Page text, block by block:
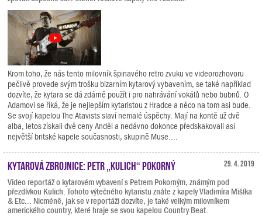
Krom toho, že nás tento milovník špinavého retro zvuku ve videorozhovoru
pečlivě provede svým trošku bizarním kytarový vybavením, se také například
dozvíte, že kytara se dá zdárně použít i pro nahrávání vokálů nebo bubnů. O
Adamovi se říká, že je nejlepším kytaristou z Hradce a něco na tom asi bude.
Se svojí kapelou The Atavists slaví nemalé úspěchy. Mají na kontě už dvě
alba, letos získali dvě ceny Anděl a nedávno dokonce předskakovali asi
největší britské kapele současnosti, skupině Muse....
29. 4. 2019
Kytarová zbrojnice: Petr „Kulich“ Pokorný
Video reportáž o kytarovém vybavení s Petrem Pokorným, známým pod
přezdívkou Kulich. Tohoto výtečného kytaristu znáte z kapely Vladimíra Mišíka
& Etc... Nicméně, jak se v reportáži dozvíte, je také velkým milovníkem
amerického country, které hraje se svou kapelou Country Beat.